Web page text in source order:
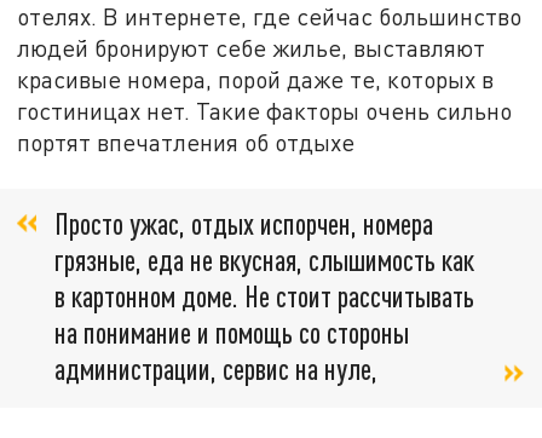
отелях. В интернете, где сейчас большинство
людей бронируют себе жилье, выставляют
красивые номера, порой даже те, которых в
гостиницах нет. Такие факторы очень сильно
портят впечатления об отдыхе
Просто ужас, отдых испорчен, номера
грязные, еда не вкусная, слышимость как
в картонном доме. Не стоит рассчитывать
на понимание и помощь со стороны
администрации, сервис на нуле,